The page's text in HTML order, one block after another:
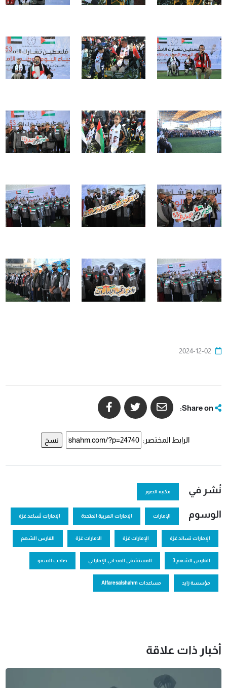
2024-12-02
الرابط المختصر: نسخ
نُشر في مكتبة الصور
الوسوم الإمارات الإمارات العربية المتحدة الإمارات تُساعد غزة
الإمارات تساند غزة الإمارات غزة الامارات غزة الفارس الشهم
الفارس الشهم 3 المستشفى الميداني الإماراتي صاحب السمو
مؤسسة زايد مساعدات Alfaresalshahm
أخبار ذات علاقة